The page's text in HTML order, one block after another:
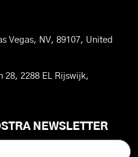
Vegas, NV, 89107, United
28, 2288 EL Rijswijk,
NEWSLETTER